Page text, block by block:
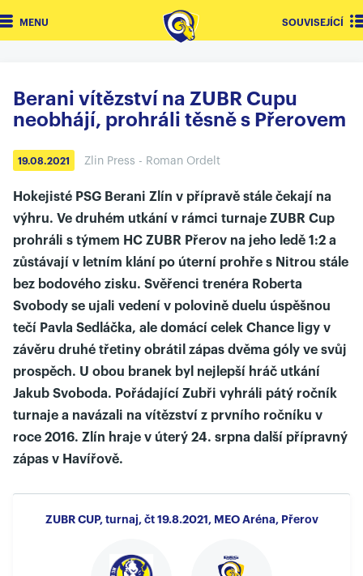
MENU SOUVISEJÍCÍ
Berani vítězství na ZUBR Cupu
neobhájí, prohráli těsně s Přerovem
19.08.2021 Zlin Press - Roman Ordelt
Hokejisté PSG Berani Zlín v přípravě stále čekají na
výhru. Ve druhém utkání v rámci turnaje ZUBR Cup
prohráli s týmem HC ZUBR Přerov na jeho ledě 1:2 a
zůstávají v letním klání po úterní prohře s Nitrou stále
bez bodového zisku. Svěřenci trenéra Roberta
Svobody se ujali vedení v polovině duelu úspěšnou
tečí Pavla Sedláčka, ale domácí celek Chance ligy v
závěru druhé třetiny obrátil zápas dvěma góly ve svůj
prospěch. U obou branek byl nejlepší hráč utkání
Jakub Svoboda. Pořádající Zubři vyhráli pátý ročník
turnaje a navázali na vítězství z prvního ročníku v
roce 2016. Zlín hraje v úterý 24. srpna další přípravný
zápas v Havířově.
ZUBR CUP, turnaj, čt 19.8.2021, MEO Aréna, Přerov